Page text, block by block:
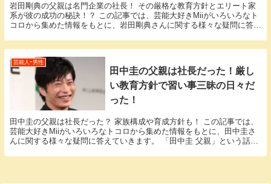
岩田剛典の父親は名門企業の社長！ その厳格な教育方針とエリート家
系が彼の成功の秘訣！？ この記事では、芸能大好きMiiがいろいろなト
コロから集めた情報をもとに、岩田剛典さんに関する様々な疑問に答え
芸能人ｰ男性
田中圭の父親は社長だった！厳し
い教育方針で習い事三昧の日々だ
った！
田中圭の父親は社長だった？ 家族構成や育成方針も！ この記事では、
芸能大好きMiiがいろいろなトコロから集めた情報をもとに、田中圭さ
んに関する様々な疑問に答えていきます。 「田中圭 父親」という話題